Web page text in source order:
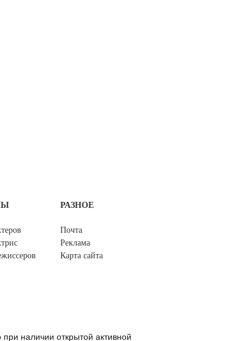
РАЗНОЕ
Почта
Реклама
Карта сайта
наличии открытой активной